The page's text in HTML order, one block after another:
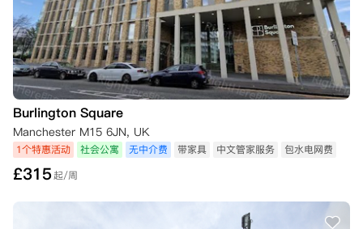
Burlington Square
Manchester M15 6JN, UK
1个特惠活动 社会公寓 无中介费 带家具 中文管家服务 包水电网费
£315起/周